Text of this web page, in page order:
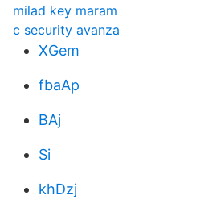
milad key maram
c security avanza
XGem
fbaAp
BAj
Si
khDzj